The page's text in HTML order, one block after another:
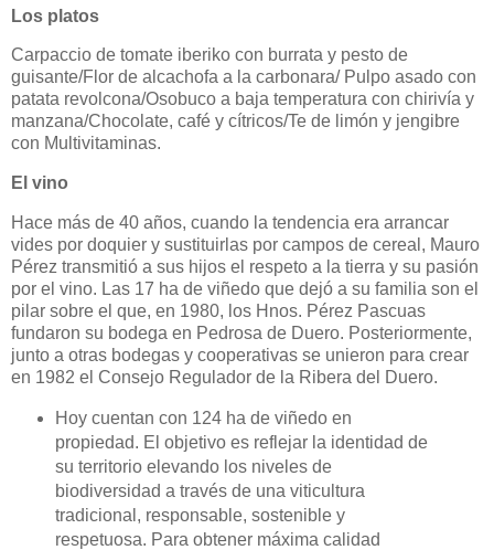
Los platos
Carpaccio de tomate iberiko con burrata y pesto de
guisante/Flor de alcachofa a la carbonara/ Pulpo asado con
patata revolcona/Osobuco a baja temperatura con chirivía y
manzana/Chocolate, café y cítricos/Te de limón y jengibre
con Multivitaminas.
El vino
Hace más de 40 años, cuando la tendencia era arrancar
vides por doquier y sustituirlas por campos de cereal, Mauro
Pérez transmitió a sus hijos el respeto a la tierra y su pasión
por el vino. Las 17 ha de viñedo que dejó a su familia son el
pilar sobre el que, en 1980, los Hnos. Pérez Pascuas
fundaron su bodega en Pedrosa de Duero. Posteriormente,
junto a otras bodegas y cooperativas se unieron para crear
en 1982 el Consejo Regulador de la Ribera del Duero.
Hoy cuentan con 124 ha de viñedo en
propiedad. El objetivo es reflejar la identidad de
su territorio elevando los niveles de
biodiversidad a través de una viticultura
tradicional, responsable, sostenible y
respetuosa. Para obtener máxima calidad